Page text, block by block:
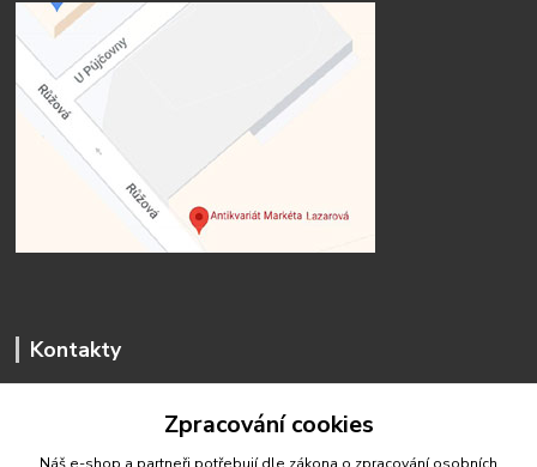
Kontakty
Zpracování cookies
Náš e-shop a partneři potřebují dle zákona o zpracování osobních